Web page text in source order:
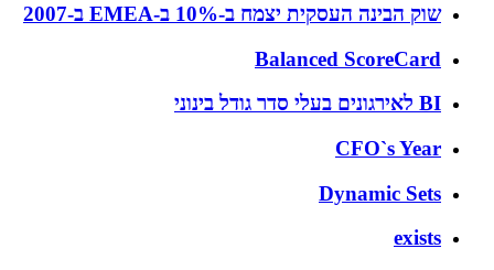
שוק הבינה העסקית יצמח ב-10% ב-EMEA ב-2007
Balanced ScoreCard
BI לאירגונים בעלי סדר גודל בינוני
CFO`s Year
Dynamic Sets
exists